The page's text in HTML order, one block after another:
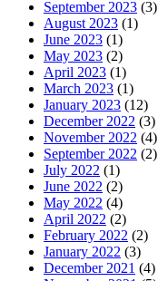
September 2023 (3)
August 2023 (1)
June 2023 (1)
May 2023 (2)
April 2023 (1)
March 2023 (1)
January 2023 (12)
December 2022 (3)
November 2022 (4)
September 2022 (2)
July 2022 (1)
June 2022 (2)
May 2022 (4)
April 2022 (2)
February 2022 (2)
January 2022 (3)
December 2021 (4)